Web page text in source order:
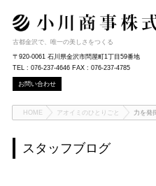
古都金沢で、唯一の美しさをつくる
〒920-0061 石川県金沢市問屋町1丁目59番地
TEL : 076-237-4646 FAX : 076-237-4785
お問い合わせ
HOME アオイミのひとりごと 力を発
スタッフブログ